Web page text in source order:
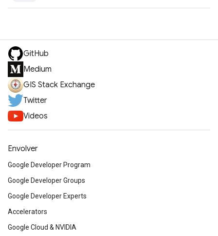
GitHub
Medium
GIS Stack Exchange
Twitter
Videos
Envolver
Google Developer Program
Google Developer Groups
Google Developer Experts
Accelerators
Google Cloud & NVIDIA